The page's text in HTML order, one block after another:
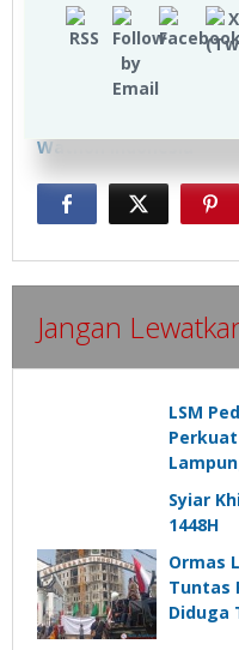
Navigasi
pos
Pos sebelumnya
Forum Anak Negeri
Musyawarah
Pemantapan Bersama
Wathon Indonesia
Jangan
LSM
Syiar
1448H
Ormas
Tuntas
Diduga